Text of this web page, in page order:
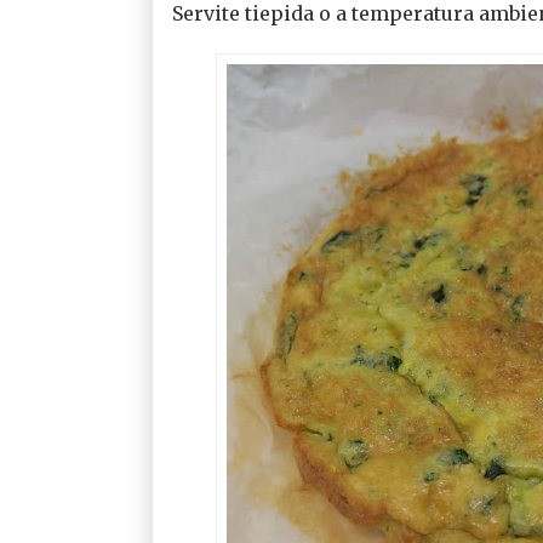
Servite tiepida o a temperatura